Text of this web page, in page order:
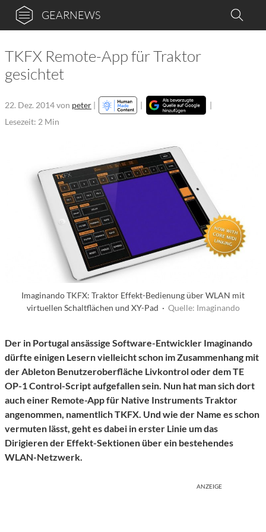
GEARNEWS
TKFX Remote-App für Traktor
gesichtet
22. Dez. 2014von peter | |
|
Lesezeit: 2 Min
Imaginando TKFX: Traktor Effekt-Bedienung über WLAN mit
virtuellen Schaltflächen und XY-Pad · Quelle: Imaginando
Der in Portugal ansässige Software-Entwickler Imaginando
dürfte einigen Lesern vielleicht schon im Zusammenhang mit
der Ableton Benutzeroberfläche Livkontrol oder dem TE
OP-1 Control-Script aufgefallen sein. Nun hat man sich dort
auch einer Remote-App für Native Instruments Traktor
angenommen, namentlich TKFX. Und wie der Name es schon
vermuten lässt, geht es dabei in erster Linie um das
Dirigieren der Effekt-Sektionen über ein bestehendes
WLAN-Netzwerk.
ANZEIGE